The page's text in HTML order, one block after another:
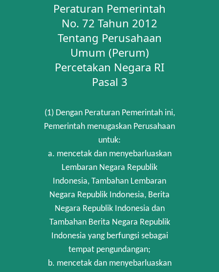
Peraturan Pemerintah
No. 72 Tahun 2012
Tentang Perusahaan
Umum (Perum)
Percetakan Negara RI
Pasal 3
(1) Dengan Peraturan Pemerintah ini,
Pemerintah menugaskan Perusahaan
untuk:
a. mencetak dan menyebarluaskan
Lembaran Negara Republik
Indonesia, Tambahan Lembaran
Negara Republik Indonesia, Berita
Negara Republik Indonesia dan
Tambahan Berita Negara Republik
Indonesia yang berfungsi sebagai
tempat pengundangan;
b. mencetak dan menyebarluaskan